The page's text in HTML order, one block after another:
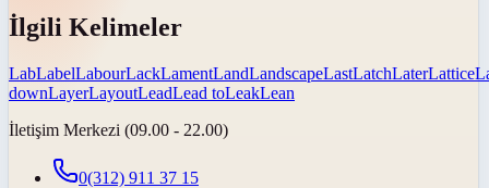
İlgili Kelimeler
LabLabelLabourLackLamentLandLandscapeLastLatchLaterLattice
downLayerLayoutLeadLead toLeakLean
İletişim Merkezi (09.00 - 22.00)
0(312) 911 37 15